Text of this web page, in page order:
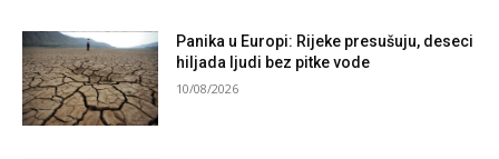
Panika u Europi: Rijeke presušuju, deseci
hiljada ljudi bez pitke vode
10/08/2026